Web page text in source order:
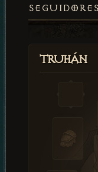
SEGUIDORES
Truhán